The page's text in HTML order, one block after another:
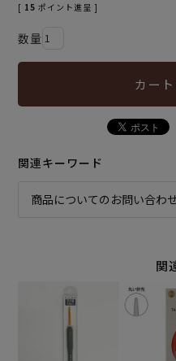
[ 15 ポイント進呈 ]
カー
関連キーワード
商品についてのお問い合わ
関